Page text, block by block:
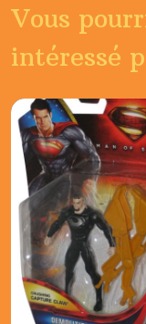
Vous
intéressé